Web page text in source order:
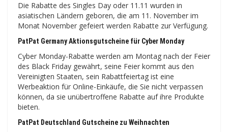
Die Rabatte des Singles Day oder 11.11 wurden in
asiatischen Ländern geboren, die am 11. November im
Monat November gefeiert werden Rabatte zur Verfügung.
PatPat Germany Aktionsgutscheine für Cyber ​​Monday
Cyber ​​​​Monday-Rabatte werden am Montag nach der Feier
des Black Friday gewährt, seine Feier kommt aus den
Vereinigten Staaten, sein Rabattfeiertag ist eine
Werbeaktion für Online-Einkäufe, die Sie nicht verpassen
können, da sie unübertroffene Rabatte auf ihre Produkte
bieten.
PatPat Deutschland Gutscheine zu Weihnachten